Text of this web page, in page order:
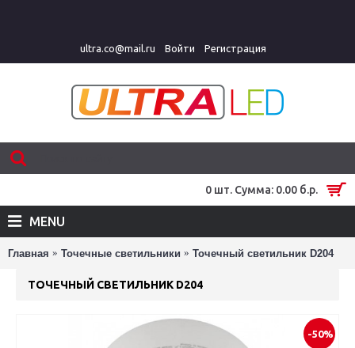
ultra.co@mail.ru Войти Регистрация
0 шт. Сумма: 0.00 б.р.
MENU
Главная Точечные светильники Точечный светильник D204
ТОЧЕЧНЫЙ СВЕТИЛЬНИК D204
-50%